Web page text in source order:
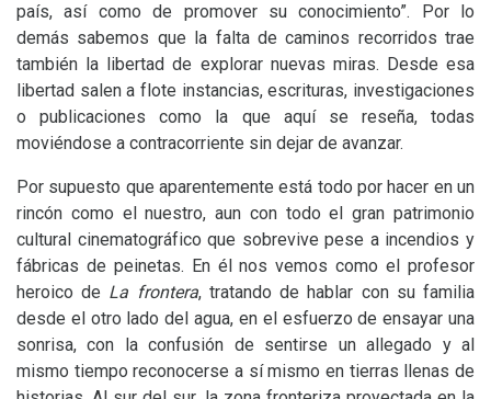
país, así como de promover su conocimiento”. Por lo
demás sabemos que la falta de caminos recorridos trae
también la libertad de explorar nuevas miras. Desde esa
libertad salen a flote instancias, escrituras, investigaciones
o publicaciones como la que aquí se reseña, todas
moviéndose a contracorriente sin dejar de avanzar.
Por supuesto que aparentemente está todo por hacer en un
rincón como el nuestro, aun con todo el gran patrimonio
cultural cinematográfico que sobrevive pese a incendios y
fábricas de peinetas. En él nos vemos como el profesor
heroico de La frontera, tratando de hablar con su familia
desde el otro lado del agua, en el esfuerzo de ensayar una
sonrisa, con la confusión de sentirse un allegado y al
mismo tiempo reconocerse a sí mismo en tierras llenas de